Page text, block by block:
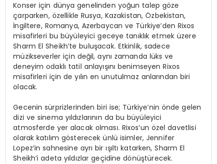
Konser için dünya genelinden yoğun talep göze
çarparken, özellikle Rusya, Kazakistan, Özbekistan,
İngiltere, Romanya, Azerbaycan ve Türkiye’den Rixos
misafirleri bu büyüleyici geceye tanıklık etmek üzere
Sharm El Sheikh’te buluşacak. Etkinlik, sadece
müzikseverler için değil, aynı zamanda lüks ve
deneyim odaklı tatil anlayışını benimseyen Rixos
misafirleri için de yılın en unutulmaz anlarından biri
olacak.
Gecenin sürprizlerinden biri ise; Türkiye’nin önde gelen
dizi ve sinema yıldızlarının da bu büyüleyici
atmosferde yer alacak olması. Rixos’un özel davetlisi
olarak katılım gösterecek ünlü isimler, Jennifer
Lopez’in sahnesine ayrı bir ışıltı katarken, Sharm El
Sheikh’i adeta yıldızlar geçidine dönüştürecek.